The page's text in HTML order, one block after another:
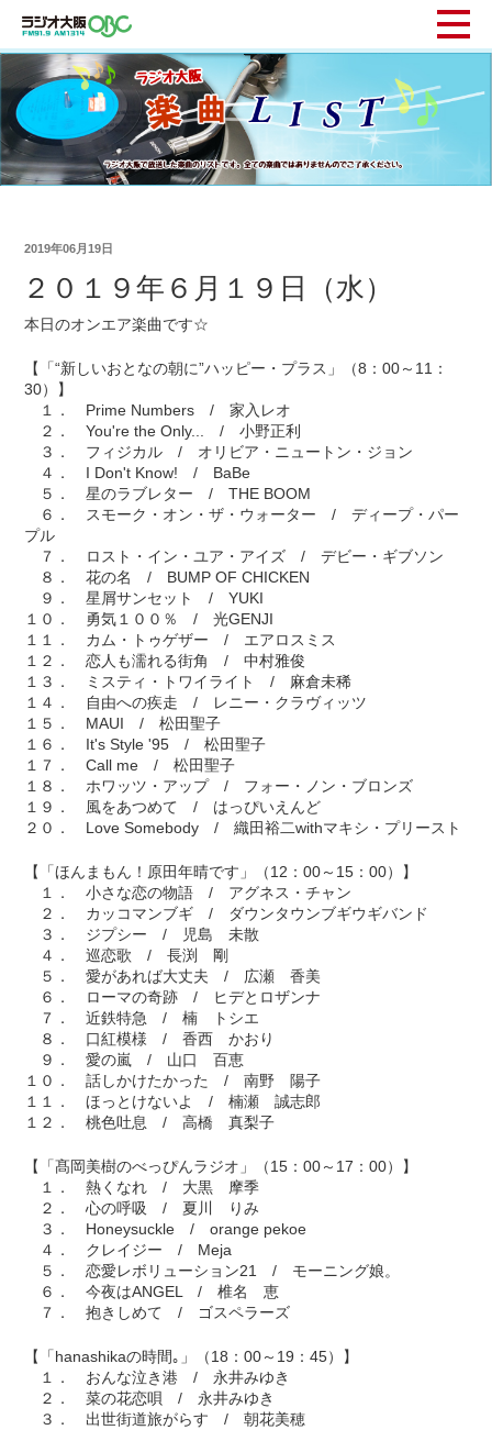
2019年06月19日
２０１９年６月１９日（水）
本日のオンエア楽曲です☆
【「“新しいおとなの朝に”ハッピー・プラス」（8：00～11：
30）】
１． Prime Numbers / 家入レオ
２． You're the Only... / 小野正利
３． フィジカル / オリビア・ニュートン・ジョン
４． I Don't Know! / BaBe
５． 星のラブレター / THE BOOM
６． スモーク・オン・ザ・ウォーター / ディープ・パー
プル
７． ロスト・イン・ユア・アイズ / デビー・ギブソン
８． 花の名 / BUMP OF CHICKEN
９． 星屑サンセット / YUKI
１０． 勇気１００％ / 光GENJI
１１． カム・トゥゲザー / エアロスミス
１２． 恋人も濡れる街角 / 中村雅俊
１３． ミスティ・トワイライト / 麻倉未稀
１４． 自由への疾走 / レニー・クラヴィッツ
１５． MAUI / 松田聖子
１６． It's Style '95 / 松田聖子
１７． Call me / 松田聖子
１８． ホワッツ・アップ / フォー・ノン・ブロンズ
１９． 風をあつめて / はっぴいえんど
２０． Love Somebody / 織田裕二withマキシ・プリースト
【「ほんまもん！原田年晴です」（12：00～15：00）】
１． 小さな恋の物語 / アグネス・チャン
２． カッコマンブギ / ダウンタウンブギウギバンド
３． ジプシー / 児島 未散
４． 巡恋歌 / 長渕 剛
５． 愛があれば大丈夫 / 広瀬 香美
６． ローマの奇跡 / ヒデとロザンナ
７． 近鉄特急 / 楠 トシエ
８． 口紅模様 / 香西 かおり
９． 愛の嵐 / 山口 百恵
１０． 話しかけたかった / 南野 陽子
１１． ほっとけないよ / 楠瀬 誠志郎
１２． 桃色吐息 / 高橋 真梨子
【「髙岡美樹のべっぴんラジオ」（15：00～17：00）】
１． 熱くなれ / 大黒 摩季
２． 心の呼吸 / 夏川 りみ
３． Honeysuckle / orange pekoe
４． クレイジー / Meja
５． 恋愛レボリューション21 / モーニング娘。
６． 今夜はANGEL / 椎名 恵
７． 抱きしめて / ゴスペラーズ
【「hanashikaの時間｡」（18：00～19：45）】
１． おんな泣き港 / 永井みゆき
２． 菜の花恋唄 / 永井みゆき
３． 出世街道旅がらす / 朝花美穂